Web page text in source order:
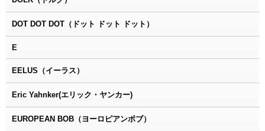
DOT DOT DOT（ドット ドット ドット）
E
EELUS（イーラス）
Eric Yahnker(エリック・ヤンカー)
EUROPEAN BOB（ヨーロピアンボブ）